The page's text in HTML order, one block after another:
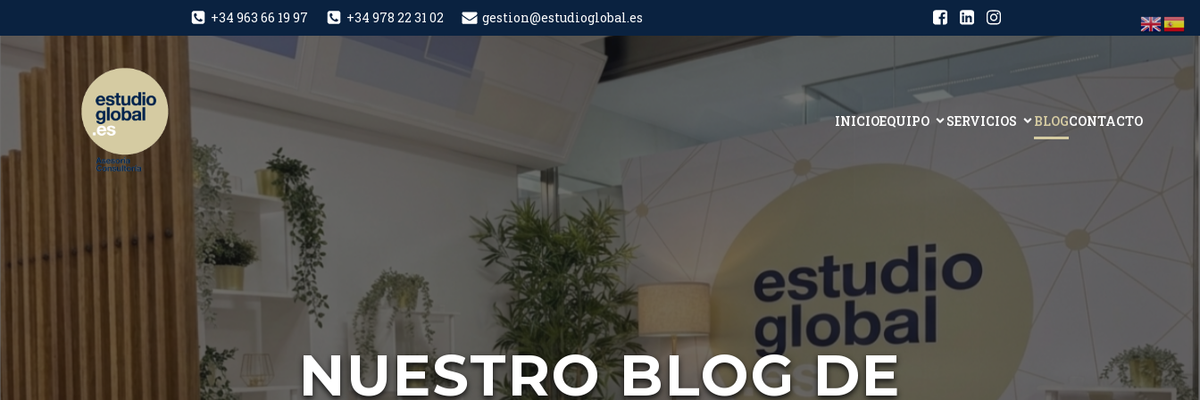
+34 963 66 19 97 +34 978 22 31 02 gestion@estudioglobal.es
INICIOEQUIPO SERVICIOS BLOGCONTACTO
NUESTRO BLOG DE